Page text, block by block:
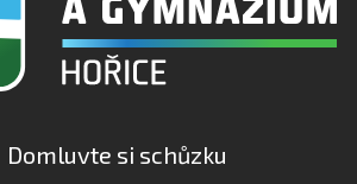
Domluvte si schůzku